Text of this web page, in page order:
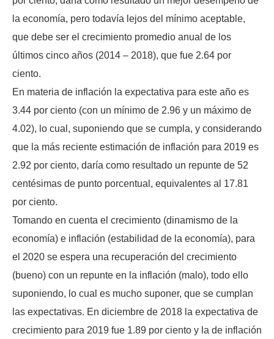
la economía, pero todavía lejos del mínimo aceptable,
que debe ser el crecimiento promedio anual de los
últimos cinco años (2014 – 2018), que fue 2.64 por
ciento.
En materia de inflación la expectativa para este año es
3.44 por ciento (con un mínimo de 2.96 y un máximo de
4.02), lo cual, suponiendo que se cumpla, y considerando
que la más reciente estimación de inflación para 2019 es
2.92 por ciento, daría como resultado un repunte de 52
centésimas de punto porcentual, equivalentes al 17.81
por ciento.
Tomando en cuenta el crecimiento (dinamismo de la
economía) e inflación (estabilidad de la economía), para
el 2020 se espera una recuperación del crecimiento
(bueno) con un repunte en la inflación (malo), todo ello
suponiendo, lo cual es mucho suponer, que se cumplan
las expectativas. En diciembre de 2018 la expectativa de
crecimiento para 2019 fue 1.89 por ciento y la de inflación